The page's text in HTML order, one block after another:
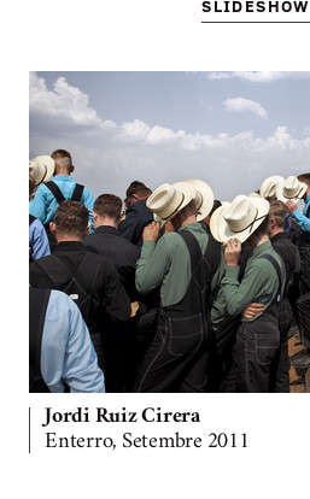
SLIDESHOW
Jordi Ruiz Cirera
Enterro, Setembre 2011